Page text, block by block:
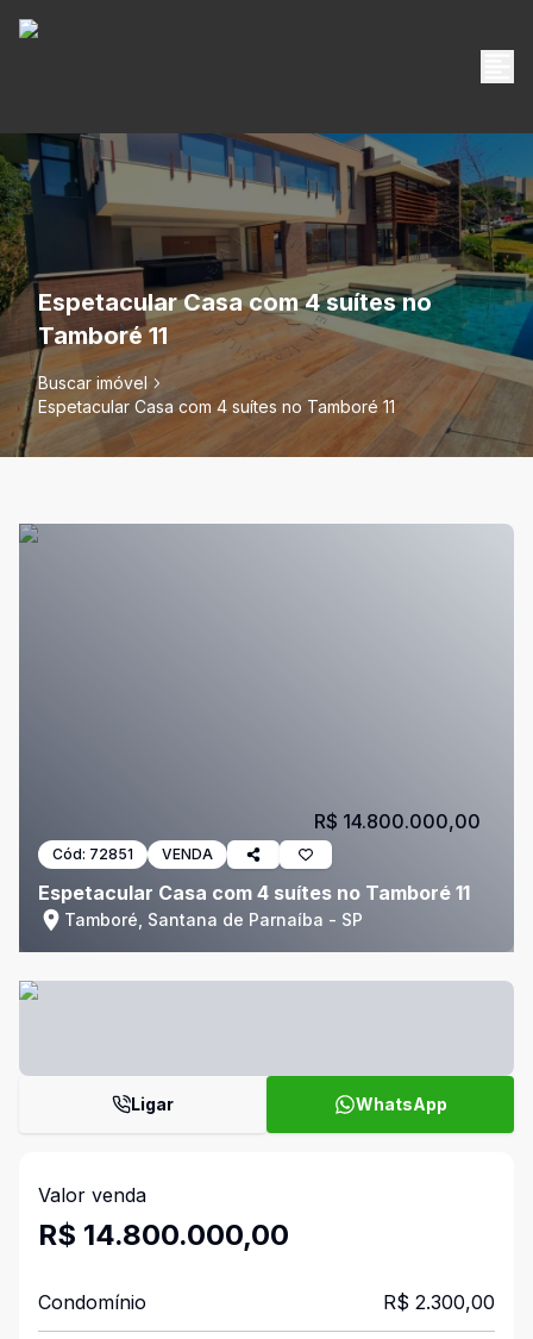
Espetacular Casa com 4 suítes no
Tamboré 11
Buscar imóvel
Espetacular Casa com 4 suítes no Tamboré 11
Cód: 72851 VENDA
Espetacular Casa com 4 suítes no Tamboré 11
Tamboré, Santana de Parnaíba - SP
R$ 14.800.000,00
Ligar WhatsApp
Valor venda
R$ 14.800.000,00
Condomínio R$ 2.300,00